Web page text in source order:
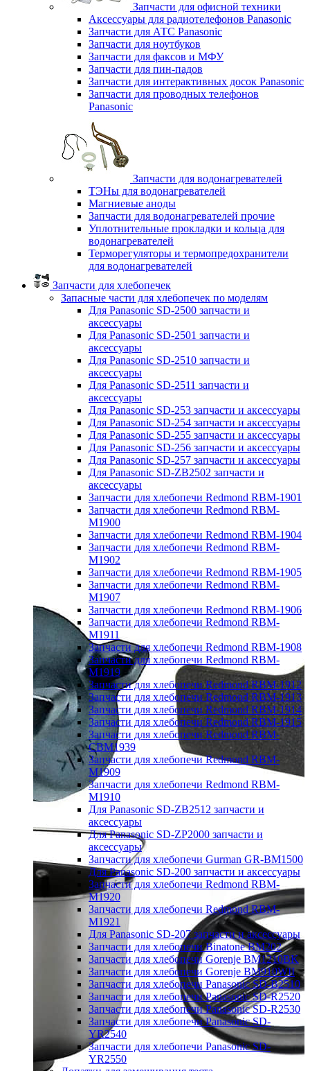
Запчасти для офисной техники
Аксессуары для радиотелефонов Panasonic
Запчасти для АТС Panasonic
Запчасти для ноутбуков
Запчасти для факсов и МФУ
Запчасти для пин-падов
Запчасти для интерактивных досок Panasonic
Запчасти для проводных телефонов
Panasonic
Запчасти для водонагревателей
ТЭНы для водонагревателей
Магниевые аноды
Запчасти для водонагревателей прочие
Уплотнительные прокладки и кольца для
водонагревателей
Терморегуляторы и термопредохранители
для водонагревателей
Запчасти для хлебопечек
Запасные части для хлебопечек по моделям
Для Panasonic SD-2500 запчасти и
аксессуары
Для Panasonic SD-2501 запчасти и
аксессуары
Для Panasonic SD-2510 запчасти и
аксессуары
Для Panasonic SD-2511 запчасти и
аксессуары
Для Panasonic SD-253 запчасти и аксессуары
Для Panasonic SD-254 запчасти и аксессуары
Для Panasonic SD-255 запчасти и аксессуары
Для Panasonic SD-256 запчасти и аксессуары
Для Panasonic SD-257 запчасти и аксессуары
Для Panasonic SD-ZB2502 запчасти и
аксессуары
Запчасти для хлебопечи Redmond RBM-1901
Запчасти для хлебопечи Redmond RBM-
M1900
Запчасти для хлебопечи Redmond RBM-1904
Запчасти для хлебопечи Redmond RBM-
M1902
Запчасти для хлебопечи Redmond RBM-1905
Запчасти для хлебопечи Redmond RBM-
M1907
Запчасти для хлебопечи Redmond RBM-1906
Запчасти для хлебопечи Redmond RBM-
M1911
Запчасти для хлебопечи Redmond RBM-1908
Запчасти для хлебопечи Redmond RBM-
M1919
Запчасти для хлебопечи Redmond RBM-1912
Запчасти для хлебопечи Redmond RBM-1913
Запчасти для хлебопечи Redmond RBM-1914
Запчасти для хлебопечи Redmond RBM-1915
Запчасти для хлебопечи Redmond RBM-
CBM1939
Запчасти для хлебопечи Redmond RBM-
M1909
Запчасти для хлебопечи Redmond RBM-
M1910
Для Panasonic SD-ZB2512 запчасти и
аксессуары
Для Panasonic SD-ZP2000 запчасти и
аксессуары
Запчасти для хлебопечи Gurman GR-BM1500
Для Panasonic SD-200 запчасти и аксессуары
Запчасти для хлебопечи Redmond RBM-
M1920
Запчасти для хлебопечи Redmond RBM-
M1921
Для Panasonic SD-207 запчасти и аксессуары
Запчасти для хлебопечи Binatone BM202
Запчасти для хлебопечи Gorenje BM1210BK
Запчасти для хлебопечи Gorenje BM910WII
Запчасти для хлебопечи Panasonic SD-B2510
Запчасти для хлебопечи Panasonic SD-R2520
Запчасти для хлебопечи Panasonic SD-R2530
Запчасти для хлебопечи Panasonic SD-
YR2540
Запчасти для хлебопечи Panasonic SD-
YR2550